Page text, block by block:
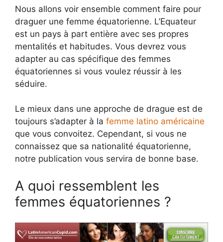
Nous allons voir ensemble comment faire pour
draguer une femme équatorienne. L’Equateur
est un pays à part entière avec ses propres
mentalités et habitudes. Vous devrez vous
adapter au cas spécifique des femmes
équatoriennes si vous voulez réussir à les
séduire.
Le mieux dans une approche de drague est de
toujours s’adapter à la femme latino américaine
que vous convoitez. Cependant, si vous ne
connaissez que sa nationalité équatorienne,
notre publication vous servira de bonne base.
A quoi ressemblent les
femmes équatoriennes ?